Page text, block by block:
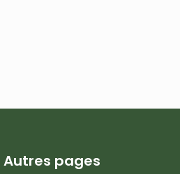
Autres pages